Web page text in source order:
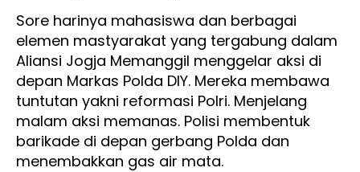
Sore harinya mahasiswa dan berbagai
elemen mastyarakat yang tergabung dalam
Aliansi Jogja Memanggil menggelar aksi di
depan Markas Polda DIY. Mereka membawa
tuntutan yakni reformasi Polri. Menjelang
malam aksi memanas. Polisi membentuk
barikade di depan gerbang Polda dan
menembakkan gas air mata.